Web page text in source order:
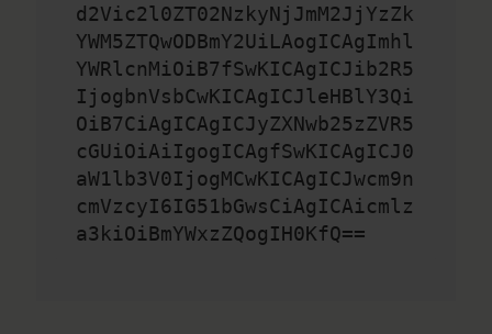
d2Vic2l0ZT02NzkyNjJmM2JjYzZk
YWM5ZTQwODBmY2UiLAogICAgImhl
YWRlcnMiOiB7fSwKICAgICJib2R5
IjogbnVsbCwKICAgICJleHBlY3Qi
OiB7CiAgICAgICJyZXNwb25zZVR5
cGUiOiAiIgogICAgfSwKICAgICJ0
aW1lb3V0IjogMCwKICAgICJwcm9n
cmVzcyI6IG51bGwsCiAgICAicmlz
a3kiOiBmYWxzZQogIH0KfQ==